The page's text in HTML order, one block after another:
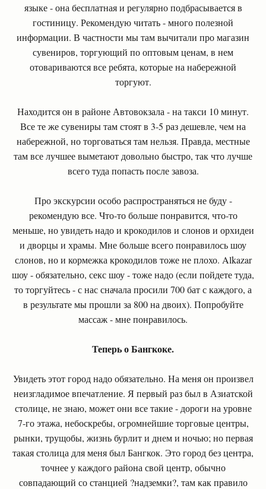
языке - она бесплатная и регулярно подбрасывается в
гостиницу. Рекомендую читать - много полезной
информации. В частности мы там вычитали про магазин
сувениров, торгующий по оптовым ценам, в нем
отовариваются все ребята, которые на набережной
торгуют.
Находится он в районе Автовокзала - на такси 10 минут.
Все те же сувениры там стоят в 3-5 раз дешевле, чем на
набережной, но торговаться там нельзя. Правда, местные
там все лучшее выметают довольно быстро, так что лучше
всего туда попасть после завоза.
Про экскурсии особо распространяться не буду -
рекомендую все. Что-то больше понравится, что-то
меньше, но увидеть надо и крокодилов и слонов и орхидеи
и дворцы и храмы. Мне больше всего понравилось шоу
слонов, но и кормежка крокодилов тоже не плохо. Alkazar
шоу - обязательно, секс шоу - тоже надо (если пойдете туда,
то торгуйтесь - с нас сначала просили 700 бат с каждого, а
в результате мы прошли за 800 на двоих). Попробуйте
массаж - мне понравилось.
Теперь о Бангкоке.
Увидеть этот город надо обязательно. На меня он произвел
неизгладимое впечатление. Я первый раз был в Азиатской
столице, не знаю, может они все такие - дороги на уровне
7-го этажа, небоскребы, огромнейшие торговые центры,
рынки, трущобы, жизнь бурлит и днем и ночью; но первая
такая столица для меня был Бангкок. Это город без центра,
точнее у каждого района свой центр, обычно
совпадающий со станцией ?надземки?, там как правило